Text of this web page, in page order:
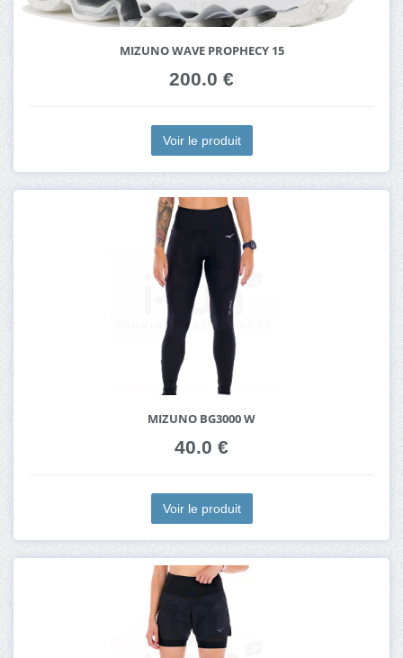
MIZUNO WAVE PROPHECY 15
200.0 €
Voir le produit
MIZUNO BG3000 W
40.0 €
Voir le produit